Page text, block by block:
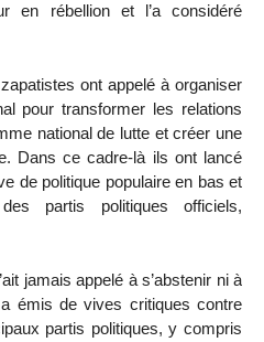
en rébellion et l’a considéré
ont appelé à organiser
pour transformer les relations
national de lutte et créer une
Dans ce cadre-là ils ont lancé
de politique populaire en bas et
partis politiques officiels,
jamais appelé à s’abstenir ni à
émis de vives critiques contre
partis politiques, y compris